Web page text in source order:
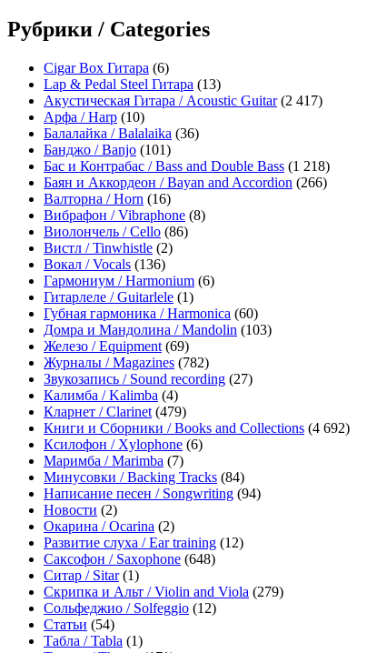
Рубрики / Categories
Cigar Box Гитара (6)
Lap & Pedal Steel Гитара (13)
Акустическая Гитара / Acoustic Guitar(2 417)
Арфа / Harp (10)
Балалайка / Balalaika (36)
Банджо / Banjo (101)
Бас и Контрабас / Bass and Double Bass (1 218)
Баян и Аккордеон / Bayan and Accordion (266)
Валторна / Horn (16)
Вибрафон / Vibraphone (8)
Виолончель / Cello (86)
Вистл / Tinwhistle (2)
Вокал / Vocals (136)
Гармониум / Harmonium (6)
Гитарлеле / Guitarlele (1)
Губная гармоника / Harmonica (60)
Домра и Мандолина / Mandolin (103)
Железо / Equipment (69)
Журналы / Magazines (782)
Звукозапись / Sound recording (27)
Калимба / Kalimba (4)
Кларнет / Clarinet (479)
Книги и Сборники / Books and Collections (4 692)
Ксилофон / Xylophone (6)
Маримба / Marimba (7)
Минусовки / Backing Tracks (84)
Написание песен / Songwriting (94)
Новости (2)
Окарина / Ocarina (2)
Развитие слуха / Ear training (12)
Саксофон / Saxophone (648)
Ситар / Sitar(1)
Скрипка и Альт / Violin and Viola (279)
Сольфеджио / Solfeggio (12)
Статьи (54)
Табла / Tabla (1)